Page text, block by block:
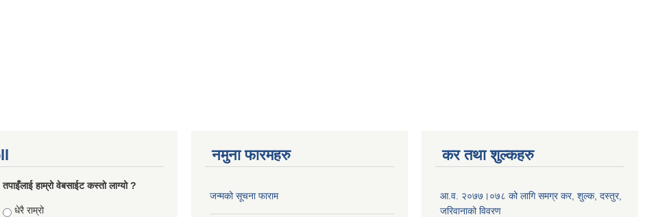
तपाइँलाई हाम्रो वेबसाईट कस्तो लाग्यो ?
Choices
धेरै राम्रो
नमुना फारमहरु
जन्मको सूचना फाराम
कर तथा शुल्कहरु
आ.व. २०७७।०७८ को लागि समग्र कर, शुल्क, दस्तुर,
जरिवानाको विवरण